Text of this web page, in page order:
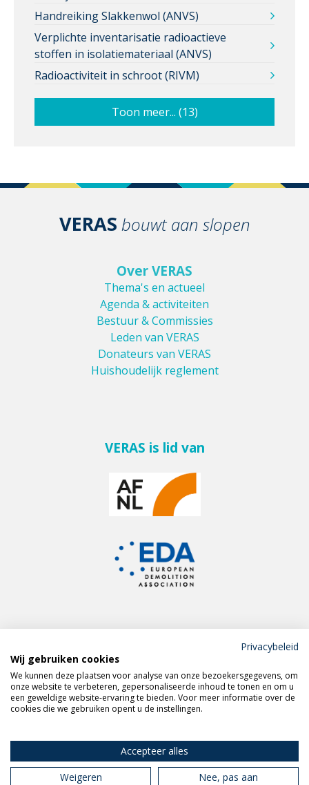
Handreiking Slakkenwol (ANVS)
Verplichte inventarisatie radioactieve
stoffen in isolatiemateriaal (ANVS)
Radioactiviteit in schroot (RIVM)
Toon meer... (13)
VERAS bouwt aan slopen
Over VERAS
Thema's en actueel
Agenda & activiteiten
Bestuur & Commissies
Leden van VERAS
Donateurs van VERAS
Huishoudelijk reglement
VERAS is lid van
Meld je aan voor de
VERAS nieuwsbrief
Volg VERAS op
Privacybeleid
Wij gebruiken cookies
We kunnen deze plaatsen voor analyse van onze bezoekersgegevens, om
onze website te verbeteren, gepersonaliseerde inhoud te tonen en om u
een geweldige website-ervaring te bieden. Voor meer informatie over de
cookies die we gebruiken opent u de instellingen.
Accepteer alles
Weigeren
Nee, pas aan